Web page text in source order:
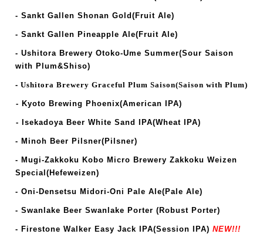
- Sankt Gallen Shonan Gold(Fruit Ale)
- Sankt Gallen Pineapple Ale(Fruit Ale)
- Ushitora Brewery Otoko-Ume Summer(Sour Saison
with Plum&Shiso)
- Ushitora Brewery Graceful Plum Saison(Saison with Plum)
- Kyoto Brewing Phoenix(American IPA)
- Isekadoya Beer White Sand IPA(Wheat IPA)
- Minoh Beer Pilsner(Pilsner)
- Mugi-Zakkoku Kobo Micro Brewery Zakkoku Weizen
Special(Hefeweizen)
- Oni-Densetsu Midori-Oni Pale Ale(Pale Ale)
- Swanlake Beer Swanlake Porter (Robust Porter)
- Firestone Walker Easy Jack IPA(Session IPA) NEW!!!